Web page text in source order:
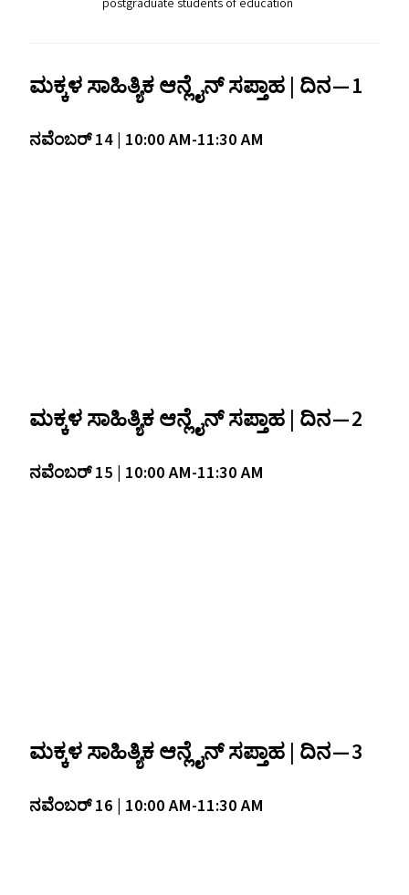
postgraduate students of education
ಮಕ್ಕಳ ಸಾಹಿತ್ಯಿಕ ಆನ್ಲೈನ್‌ ಸಪ್ತಾಹ | ದಿನ — 1
ನವೆಂಬರ್ 14 | 10:00AM-11:30AM
ಮಕ್ಕಳ ಸಾಹಿತ್ಯಿಕ ಆನ್ಲೈನ್‌ ಸಪ್ತಾಹ | ದಿನ — 2
ನವೆಂಬರ್ 15 | 10:00AM-11:30AM
ಮಕ್ಕಳ ಸಾಹಿತ್ಯಿಕ ಆನ್ಲೈನ್‌ ಸಪ್ತಾಹ | ದಿನ — 3
ನವೆಂಬರ್ 16 | 10:00AM-11:30AM